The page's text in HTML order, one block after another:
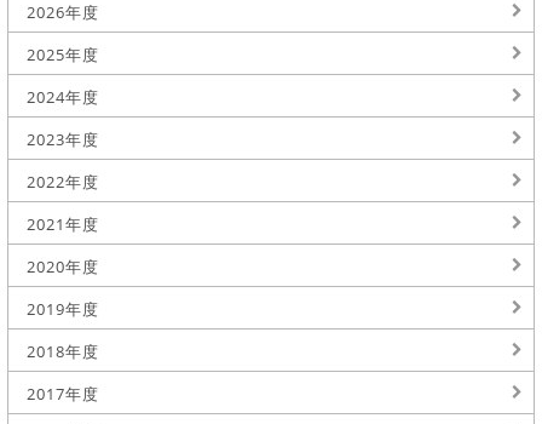
2026年度
2025年度
2024年度
2023年度
2022年度
2021年度
2020年度
2019年度
2018年度
2017年度